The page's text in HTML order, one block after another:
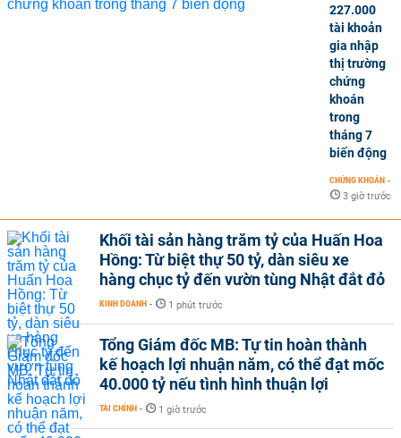
227.000
tài khoản
gia nhập
thị trường
chứng
khoán
trong
tháng 7
biến động
CHỨNG KHOÁN -
3 giờ trước
Khối tài sản hàng trăm tỷ của Huấn Hoa
Hồng: Từ biệt thự 50 tỷ, dàn siêu xe
hàng chục tỷ đến vườn tùng Nhật đắt đỏ
KINH DOANH - 1 phút trước
Tổng Giám đốc MB: Tự tin hoàn thành
kế hoạch lợi nhuận năm, có thể đạt mốc
40.000 tỷ nếu tình hình thuận lợi
TÀI CHÍNH - 1 giờ trước